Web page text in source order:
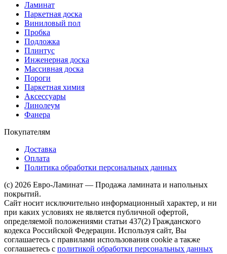
Ламинат
Паркетная доска
Виниловый пол
Пробка
Подложка
Плинтус
Инженерная доска
Массивная доска
Пороги
Паркетная химия
Аксессуары
Линолеум
Фанера
Покупателям
Доставка
Оплата
Политика обработки персональных данных
(c) 2026 Евро-Ламинат — Продажа ламината и напольных
покрытий.
Сайт носит исключительно информационный характер, и ни
при каких условиях не является публичной офертой,
определяемой положениями статьи 437(2) Гражданского
кодекса Российской Федерации. Используя сайт, Вы
соглашаетесь с правилами использования cookie а также
соглашаетесь с политикой обработки персональных данных